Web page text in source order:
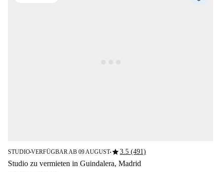
STUDIO■VERFÜGBAR AB 09 AUGUST■star3.5 (491)
Studio zu vermieten in Guindalera, Madrid